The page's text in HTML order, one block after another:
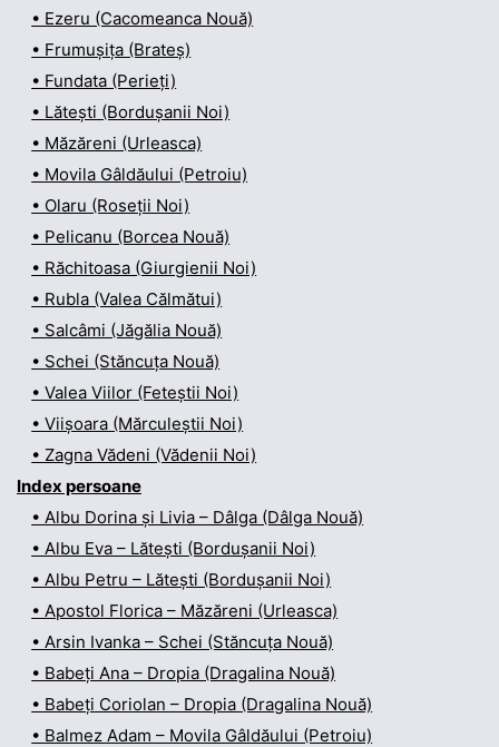
• Ezeru (Cacomeanca Nouă)
• Frumușița (Brateș)
• Fundata (Perieți)
• Lătești (Bordușanii Noi)
• Măzăreni (Urleasca)
• Movila Gâldăului (Petroiu)
• Olaru (Roseții Noi)
• Pelicanu (Borcea Nouă)
• Răchitoasa (Giurgienii Noi)
• Rubla (Valea Călmătui)
• Salcâmi (Jăgălia Nouă)
• Schei (Stăncuța Nouă)
• Valea Viilor (Feteștii Noi)
• Viișoara (Mărculeștii Noi)
• Zagna Vădeni (Vădenii Noi)
Index persoane
• Albu Dorina și Livia – Dâlga (Dâlga Nouă)
• Albu Eva – Lătești (Bordușanii Noi)
• Albu Petru – Lătești (Bordușanii Noi)
• Apostol Florica – Măzăreni (Urleasca)
• Arsin Ivanka – Schei (Stăncuța Nouă)
• Babeți Ana – Dropia (Dragalina Nouă)
• Babeți Coriolan – Dropia (Dragalina Nouă)
• Balmez Adam – Movila Gâldăului (Petroiu)